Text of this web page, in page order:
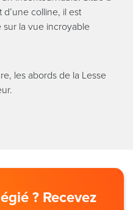
colline, il est
la vue incroyable
les abords de la Lesse
? Recevez